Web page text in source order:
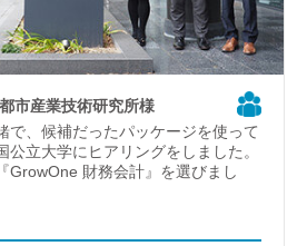
市産業技術研究所様
で、候補だったパッケージを使って
公立大学にヒアリングをしました。
GrowOne 財務会計』を選びまし